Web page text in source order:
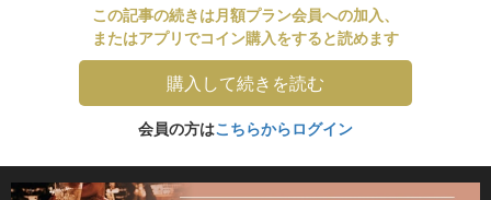
この記事の続きは月額プラン会員への加入、
またはアプリでコイン購入をすると読めます
購入して続きを読む
会員の方はこちらからログイン